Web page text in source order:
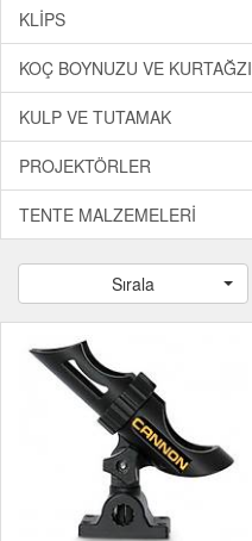
KLİPS
KOÇ BOYNUZU VE KURTAĞZI
KULP VE TUTAMAK
PROJEKTÖRLER
TENTE MALZEMELERİ
Sırala